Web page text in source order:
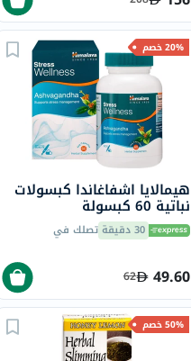
20% خصم
هيمالايا اشفاغاندا كبسولات
نباتية 60 كبسولة
30 دقيقة تصلك في
49.60
62
50% خصم